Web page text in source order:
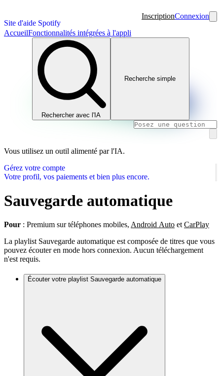
Site d'aide Spotify
InscriptionConnexion
AccueilFonctionnalités intégrées à l'appli
Rechercher avec l'IA
Recherche simple
Vous utilisez un outil alimenté par l'IA.
Gérez votre compte
Votre profil, vos paiements et bien plus encore.
Sauvegarde automatique
Pour : Premium sur téléphones mobiles, Android Auto et CarPlay
La playlist Sauvegarde automatique est composée de titres que vous
pouvez écouter en mode hors connexion. Aucun téléchargement
n'est requis.
Écouter votre playlist Sauvegarde automatique